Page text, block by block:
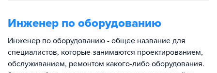
Инженер по оборудованию
Инженер по оборудованию - общее название для
специалистов, которые занимаются проектированием,
обслуживанием, ремонтом какого-либо оборудования.